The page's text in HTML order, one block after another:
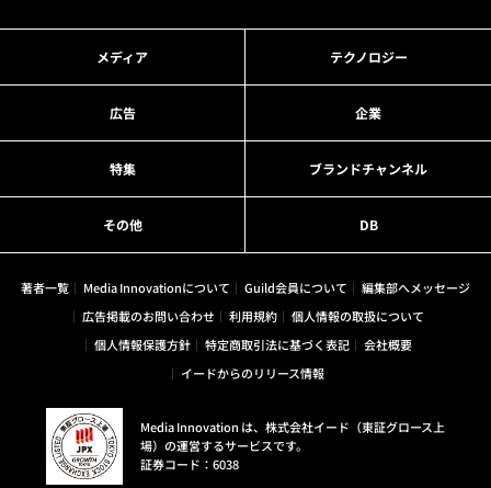
メディア テクノロジー
広告 企業
特集 ブランドチャンネル
その他 DB
著者一覧 Media Innovationについて Guild会員について
編集部へメッセージ
広告掲載のお問い合わせ
利用規約
個人情報の取扱について
個人情報保護方針
特定商取引法に基づく表記
会社概要
イードからのリリース情報
Media Innovation は、株式会社イード（東証グロース上
場）の運営するサービスです。
証券コード：6038